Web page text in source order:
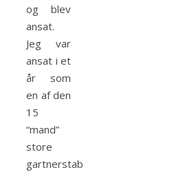
og blev
ansat.
Jeg var
ansat i et
år som
en af den
15
“mand”
store
gartnerstab